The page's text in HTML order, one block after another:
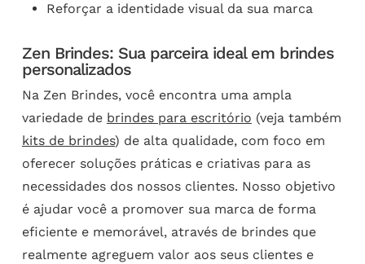
Reforçar a identidade visual da sua marca
Zen Brindes: Sua parceira ideal em brindes
personalizados
Na Zen Brindes, você encontra uma ampla
variedade de brindes para escritório (veja também
kits de brindes) de alta qualidade, com foco em
oferecer soluções práticas e criativas para as
necessidades dos nossos clientes. Nosso objetivo
é ajudar você a promover sua marca de forma
eficiente e memorável, através de brindes que
realmente agreguem valor aos seus clientes e